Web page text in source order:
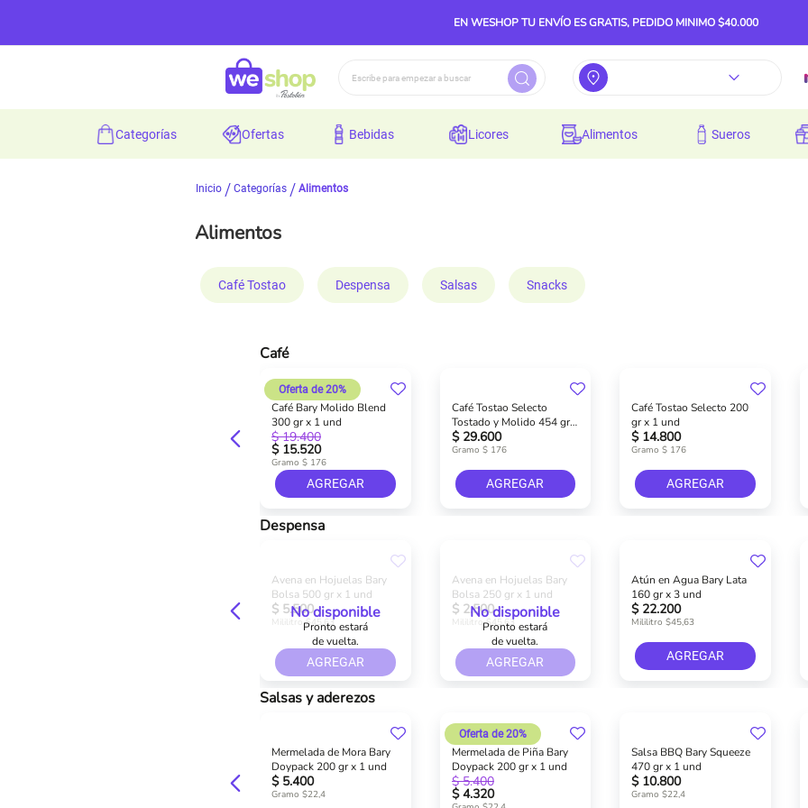
EN WESHOP TU ENVÍO ES GRATIS, PEDIDO MINIMO $40.000
categorías ofertas bebidas licores alimentos sueros
Inicio Categorías Alimentos
Alimentos
Café Tostao Despensa Salsas Snacks
Café
Café Bary Molido Blend
300 gr x 1 und
Oferta de 20%
$ 19.400
$ 15.520
Gramo $ 176
AGREGAR
Café Tostao Selecto
Tostado y Molido 454 gr x
1 und
$ 29.600
Gramo $ 176
AGREGAR
Café Tostao Selecto 200
gr x 1 und
$ 14.800
Gramo $ 176
AGREGAR
Despensa
Avena en Hojuelas Bary
Bolsa 500 gr x 1 und
$ 5.500
Mililitro $45,63
No disponible
Pronto estará
de vuelta.
AGREGAR
Avena en Hojuelas Bary
Bolsa 250 gr x 1 und
$ 2.500
Mililitro $45,63
No disponible
Pronto estará
de vuelta.
AGREGAR
Atún en Agua Bary Lata
160 gr x 3 und
$ 22.200
Mililitro $45,63
AGREGAR
Salsas y aderezos
Mermelada de Mora Bary
Doypack 200 gr x 1 und
$ 5.400
Gramo $22,4
Mermelada de Piña Bary
Doypack 200 gr x 1 und
Oferta de 20%
$ 5.400
$ 4.320
Salsa BBQ Bary Squeeze
470 gr x 1 und
$ 10.800
Gramo $22,4